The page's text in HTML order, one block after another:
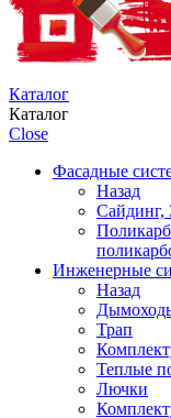
Каталог
Каталог
Close
Фасадные
Назад
Сайдинг,
Инженерные
Назад
Трап
Теплые
Лючки